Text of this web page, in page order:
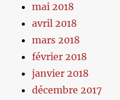
mai 2018
avril 2018
mars 2018
février 2018
janvier 2018
décembre 2017